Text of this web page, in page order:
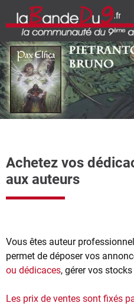
Achetez vos
aux auteurs
Vous êtes auteur
permet de déposer vos
ou dédicaces, gérer vos
Les prix de ventes sont fixés